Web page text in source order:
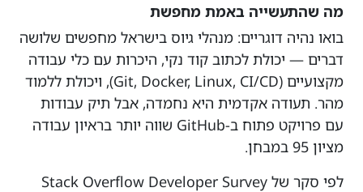
מה שהתעשייה באמת מחפשת
בואו נהיה דוגריים: מנהלי גיוס בישראל מחפשים שלושה
דברים — יכולת לכתוב קוד נקי, היכרות עם כלי עבודה
מקצועיים (Git, Docker, Linux, CI/CD), ויכולת ללמוד
מהר. תעודה אקדמית היא נחמדה, אבל תיק עבודות
עם פרויקט פתוח ב-GitHub שווה יותר בראיון עבודה
מציון 95 במבחן.
לפי סקר של Stack Overflow Developer Survey